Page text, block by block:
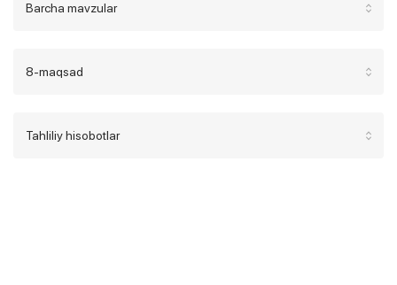
Barcha mavzular
8-maqsad
Tahliliy hisobotlar